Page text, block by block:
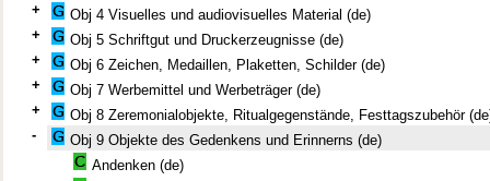
+
Obj 4 Visuelles und audiovisuelles Material (de)
+
Obj 5 Schriftgut und Druckerzeugnisse (de)
+
Obj 6 Zeichen, Medaillen, Plaketten, Schilder (de)
+
Obj 7 Werbemittel und Werbeträger (de)
+
Obj 8 Zeremonialobjekte, Ritualgegenstände, Festtagszubehör
-
Obj 9 Objekte des Gedenkens und Erinnerns (de)
Andenken (de)